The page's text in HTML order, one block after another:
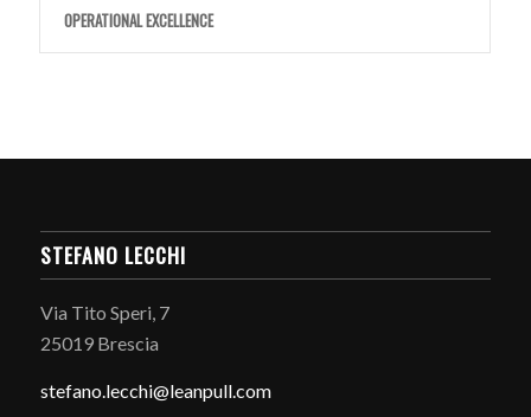
OPERATIONAL EXCELLENCE
STEFANO LECCHI
Via Tito Speri, 7
25019 Brescia
stefano. lecchi@leanpull.com